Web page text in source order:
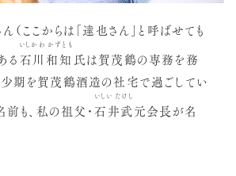
（ここからは「達也さん」と呼ばせても
る石川和知
いしかわ かずとも
氏は賀茂鶴の専務を務
期を賀茂鶴酒造の社宅で過ごしてい
前も、私の祖父・石井武
いしい たけし
元会長が名